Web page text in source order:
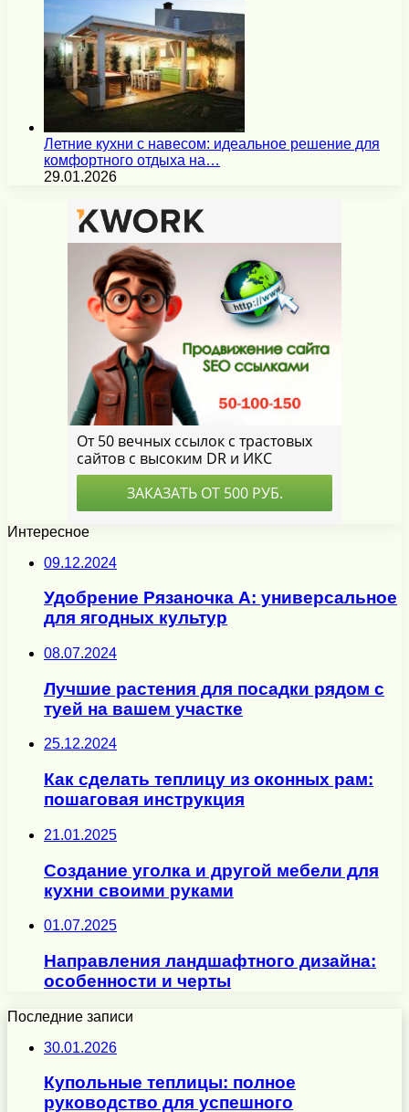
Летние кухни с навесом: идеальное решение для
комфортного отдыха на…
29.01.2026
Интересное
09.12.2024
Удобрение Рязаночка А: универсальное
для ягодных культур
08.07.2024
Лучшие растения для посадки рядом с
туей на вашем участке
25.12.2024
Как сделать теплицу из оконных рам:
пошаговая инструкция
21.01.2025
Создание уголка и другой мебели для
кухни своими руками
01.07.2025
Направления ландшафтного дизайна:
особенности и черты
Последние записи
30.01.2026
Купольные теплицы: полное
руководство для успешного